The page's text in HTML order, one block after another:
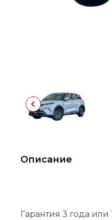
Описание
Гарантия 3 года